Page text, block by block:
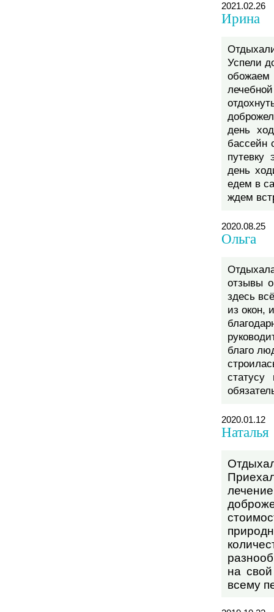
2021.02.26
Ирина
Успели
день
бассейн
путевку
день
едем в
ждем
2020.08.25
Ольга
отзывы
здесь
из окон,
благо
2020.01.12
Наталья
на
всему